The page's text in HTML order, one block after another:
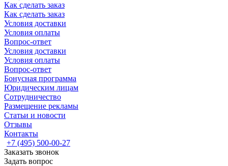
Как сделать заказ
Как сделать заказ
Условия доставки
Условия оплаты
Вопрос-ответ
Условия доставки
Условия оплаты
Вопрос-ответ
Бонусная программа
Юридическим лицам
Сотрудничество
Размещение рекламы
Статьи и новости
Отзывы
Контакты
+7 (495) 500-00-27
Заказать звонок
Задать вопрос